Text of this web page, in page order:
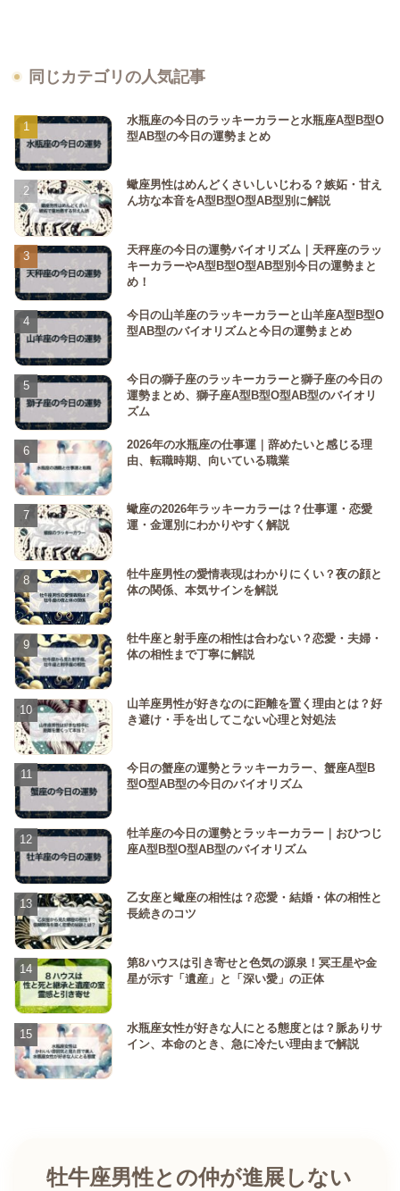
同じカテゴリの人気記事
水瓶座の今日のラッキーカラーと水瓶座A型B型O
型AB型の今日の運勢まとめ
蠍座男性はめんどくさいしいじわる？嫉妬・甘え
ん坊な本音をA型B型O型AB型別に解説
天秤座の今日の運勢バイオリズム｜天秤座のラッ
キーカラーやA型B型O型AB型別今日の運勢まと
め！
今日の山羊座のラッキーカラーと山羊座A型B型O
型AB型のバイオリズムと今日の運勢まとめ
今日の獅子座のラッキーカラーと獅子座の今日の
運勢まとめ、獅子座A型B型O型AB型のバイオリ
ズム
2026年の水瓶座の仕事運｜辞めたいと感じる理
由、転職時期、向いている職業
蠍座の2026年ラッキーカラーは？仕事運・恋愛
運・金運別にわかりやすく解説
牡牛座男性の愛情表現はわかりにくい？夜の顔と
体の関係、本気サインを解説
牡牛座と射手座の相性は合わない？恋愛・夫婦・
体の相性まで丁寧に解説
山羊座男性が好きなのに距離を置く理由とは？好
き避け・手を出してこない心理と対処法
今日の蟹座の運勢とラッキーカラー、蟹座A型B
型O型AB型の今日のバイオリズム
牡羊座の今日の運勢とラッキーカラー｜おひつじ
座A型B型O型AB型のバイオリズム
乙女座と蠍座の相性は？恋愛・結婚・体の相性と
長続きのコツ
第8ハウスは引き寄せと色気の源泉！冥王星や金
星が示す「遺産」と「深い愛」の正体
水瓶座女性が好きな人にとる態度とは？脈ありサ
イン、本命のとき、急に冷たい理由まで解説
牡牛座男性との仲が進展しない